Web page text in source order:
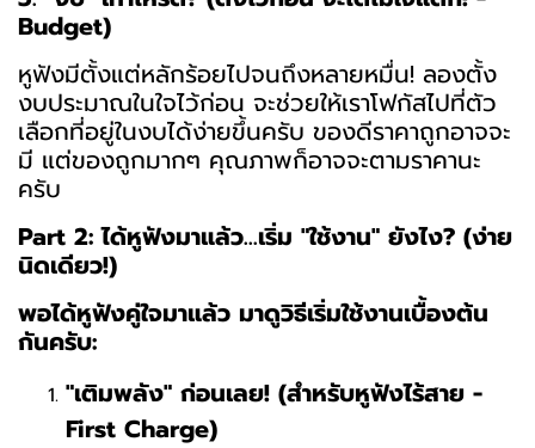
Budget)
หูฟังมีตั้งแต่หลักร้อยไปจนถึงหลายหมื่น! ลองตั้ง
งบประมาณในใจไว้ก่อน จะช่วยให้เราโฟกัสไปที่ตัว
เลือกที่อยู่ในงบได้ง่ายขึ้นครับ ของดีราคาถูกอาจจะ
มี แต่ของถูกมากๆ คุณภาพก็อาจจะตามราคานะ
ครับ
Part 2: ได้หูฟังมาแล้ว...เริ่ม "ใช้งาน" ยังไง? (ง่าย
นิดเดียว!)
พอได้หูฟังคู่ใจมาแล้ว มาดูวิธีเริ่มใช้งานเบื้องต้น
กันครับ:
"เติมพลัง" ก่อนเลย! (สำหรับหูฟังไร้สาย -
First Charge)